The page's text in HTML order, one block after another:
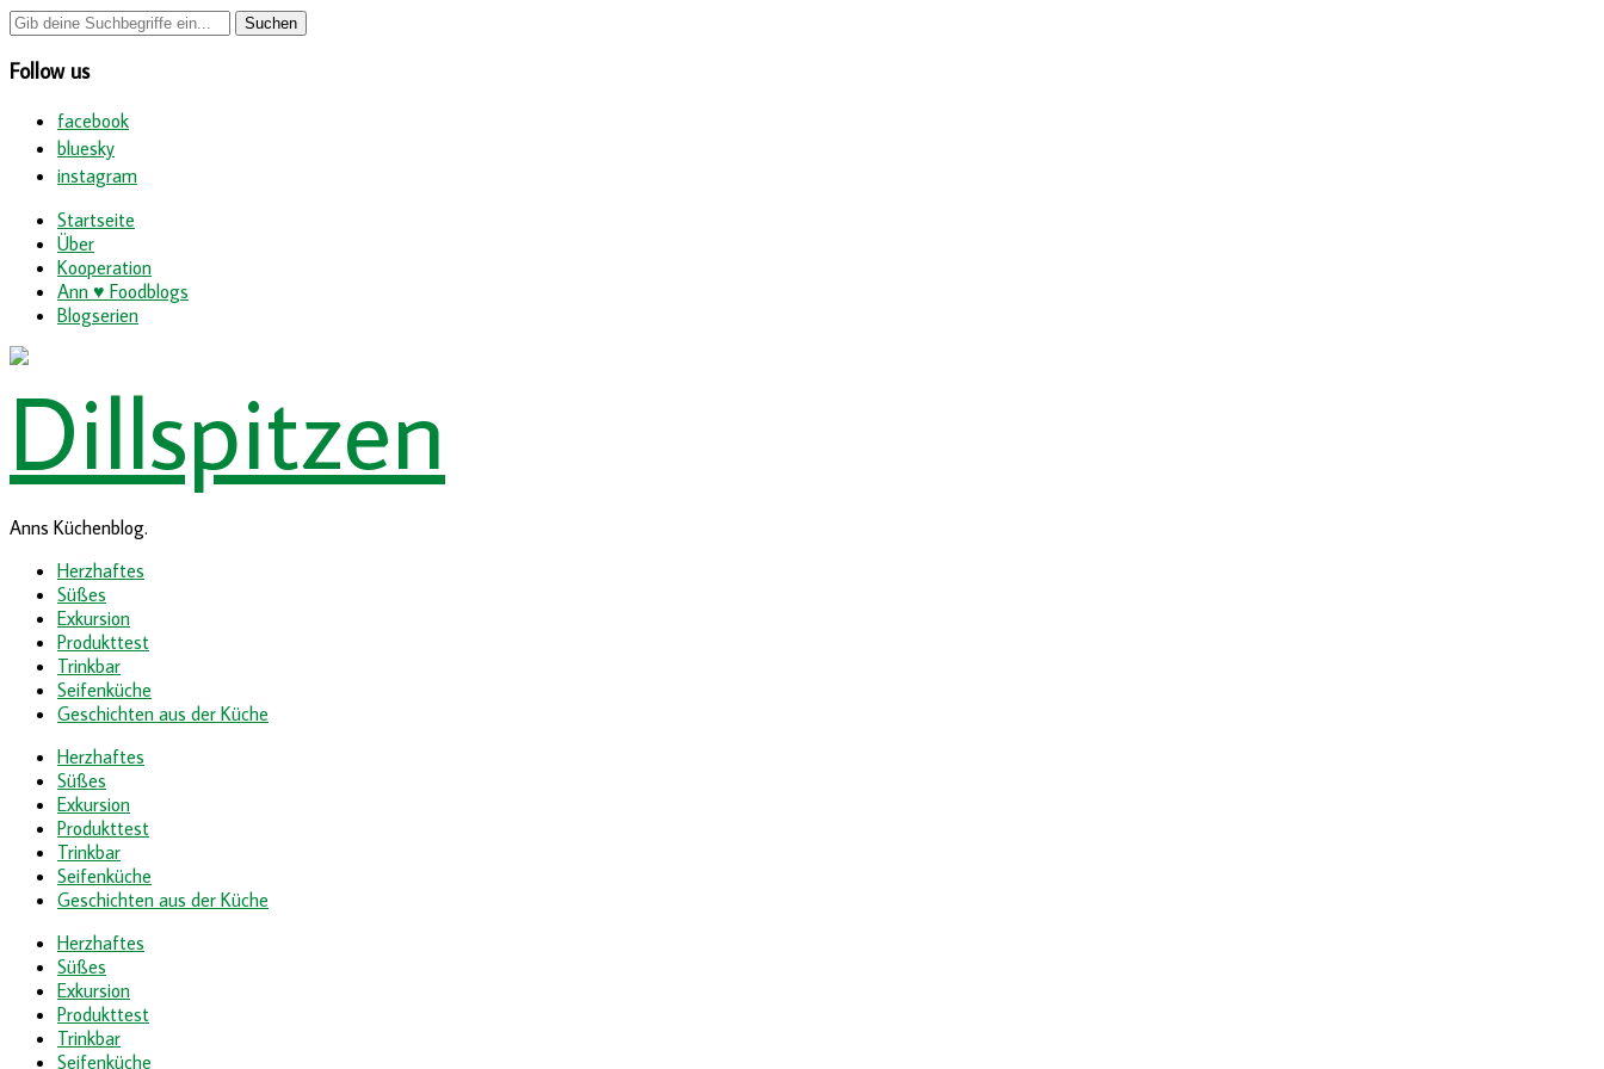
Follow us
facebook
bluesky
instagram
Startseite
Über
Kooperation
Ann ♥ Foodblogs
Blogserien
Anns Küchenblog.
Herzhaftes
Süßes
Exkursion
Produkttest
Trinkbar
Seifenküche
Geschichten aus der Küche
Herzhaftes
Süßes
Exkursion
Produkttest
Trinkbar
Seifenküche
Geschichten aus der Küche
Herzhaftes
Süßes
Exkursion
Produkttest
Trinkbar
Seifenküche